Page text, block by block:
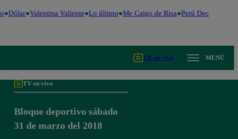
Dólar Valentina Valiente Lo último Me Caigo de Risa Perú Decide 2026
TV en vivo MENÚ
TV en vivo
Bloque deportivo sábado
31 de marzo del 2018